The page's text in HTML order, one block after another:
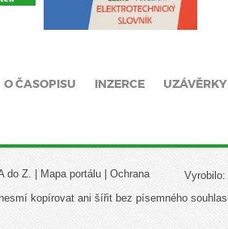
O ČASOPISU INZERCE UZÁVĚRKY
Vyrobilo:
do Z. | Mapa portálu
Ochrana
kopírovat ani šířit bez písemného